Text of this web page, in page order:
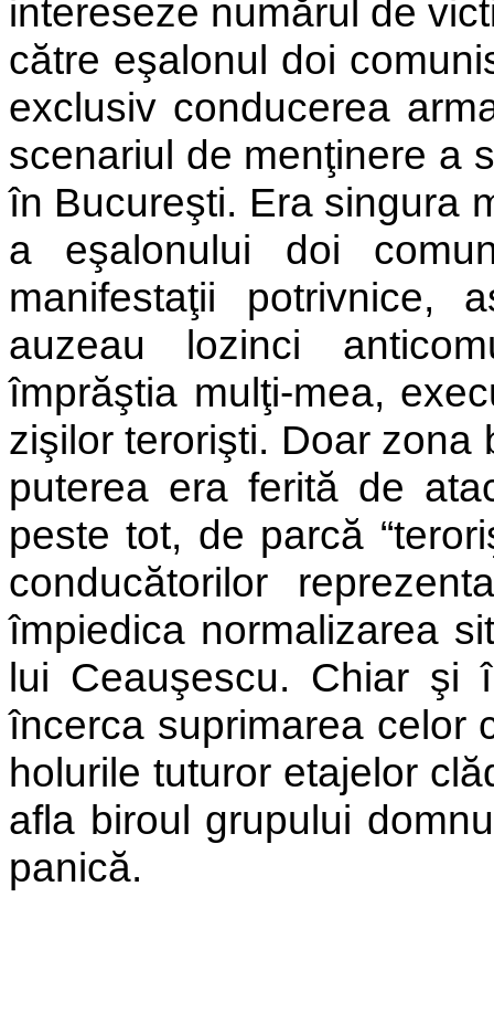
intereseze numărul de
către eşalonul doi
exclusiv conducerea
scenariul de menţinere a
în Bucureşti. Era singura
a eşalonului doi
manifestaţii
auzeau lozinci
împrăştia mulţi-mea,
zişilor terorişti. Doar
puterea era ferită de
peste tot, de parcă
conducătorilor
împiedica normalizarea
lui Ceauşescu. Chiar şi
încerca suprimarea celor
holurile tuturor etajelor
afla biroul grupului
panică.